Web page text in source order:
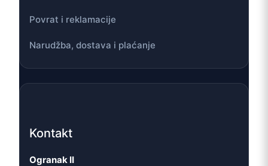
Povrat i reklamacije
Narudžba, dostava i plaćanje
Kontakt
Ogranak II